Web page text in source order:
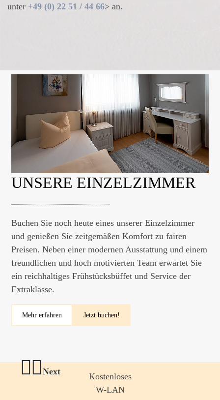
unter +49 (0) 22 51 / 44 66> an.
UNSERE DOPPELZIMMER
Für Paare oder Einzelgänger mit Platzbedarf bieten wir
komfortable Doppelzimmer mit zeitgemäßem
Standard. Die moderne Ausstattung lässt kaum
Wünsche offen und unser freundliches und engagiertes
Team ist jederzeit für Sie und Ihre Anliegen
ansprechbar.
UNSERE EINZELZIMMER
Buchen Sie noch heute eines unserer Einzelzimmer
und genießen Sie zeitgemäßen Komfort zu fairen
Preisen. Neben einer modernen Ausstattung und einem
freundlichen und hoch motivierten Team erwartet Sie
ein reichhaltiges Frühstücksbüffet und Service der
Extraklasse.
Mehr erfahren Jetzt buchen!
UNSER
FRÜHSTÜCKSBUFFET
Für den perfekten Start in einen guten Tag bieten wir
Ihnen eine ausgewogenes, reichhaltiges und
vielfältiges Frühstücksbüffet. Unser Frühstück bietet
Ihnen neben einer klassischen Brot und
Cerealien und vieles mehr.
Mehr erfahren
Next
Kostenloses
W-LAN